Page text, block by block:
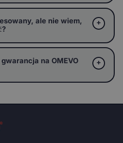
ale nie wiem,
na OMEVO